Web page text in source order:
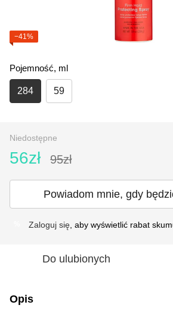
−41%
Pojemność, ml
284 59
Niedostępne
56zł 95zł
Powiadom mnie, gdy
Zaloguj się , aby wyświetlić rabat
Do ulubionych
Opis